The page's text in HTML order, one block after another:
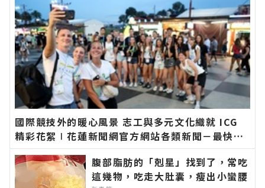
國際競技外的暖心風景 志工與多元文化織就 ICG
精彩花絮∣花蓮新聞網官方網站各類新聞－最快速
的今日新聞報導 最新的在地資訊！
腹部脂肪的「剋星」找到了，常吃
這幾物，吃走大肚囊，瘦出小蠻腰